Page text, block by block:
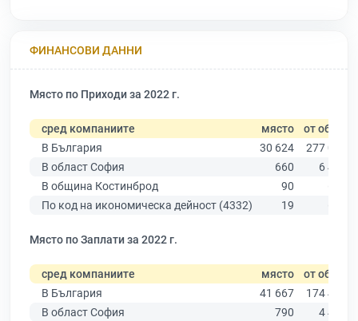
ФИНАНСОВИ ДАННИ
Място по Приходи за 2022 г.
сред компаниите място от общо
В България
30 624
277 019
В област София
660
6 415
В община Костинброд
90
По код на икономическа дейност (4332)
19
Място по Заплати за 2022 г.
сред компаниите място от общо
В България
41 667
174 403
В област София
790
4 439